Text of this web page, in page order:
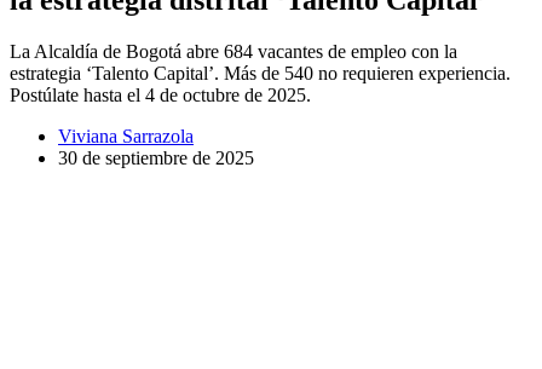
La Alcaldía de Bogotá abre 684 vacantes de empleo con la
estrategia ‘Talento Capital’. Más de 540 no requieren experiencia.
Postúlate hasta el 4 de octubre de 2025.
Viviana Sarrazola
30 de septiembre de 2025